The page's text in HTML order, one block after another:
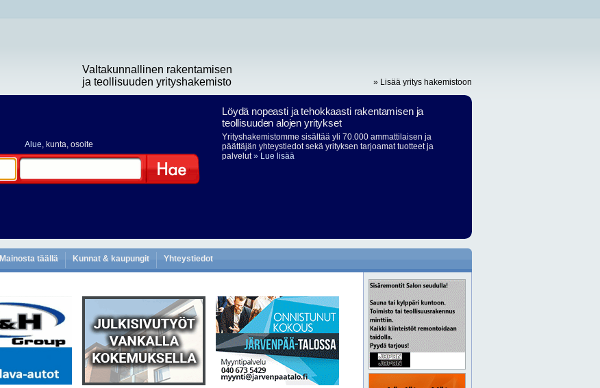
Valtakunnallinen rakentamisen
ja teollisuuden yrityshakemisto
» Lisää yritys hakemistoon
Alue, kunta, osoite
Löydä nopeasti ja tehokkaasti rakentamisen ja
teollisuuden alojen yritykset
Yrityshakemistomme sisältää yli 70.000 ammattilaisen ja
päättäjän yhteystiedot sekä yrityksen tarjoamat tuotteet ja
palvelut» Lue lisää
Mainosta täällä Kunnat & kaupungit Yhteystiedot